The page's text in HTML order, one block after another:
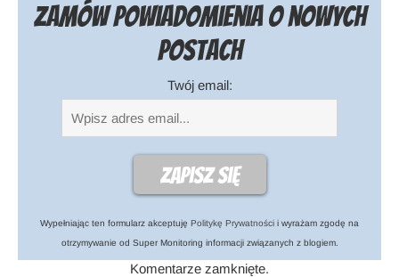
Zamów powiadomienia o nowych
postach
Twój email:
Wypełniając ten formularz akceptuję Politykę Prywatności i wyrażam zgodę na
otrzymywanie od Super Monitoring informacji związanych z blogiem.
Komentarze zamknięte.